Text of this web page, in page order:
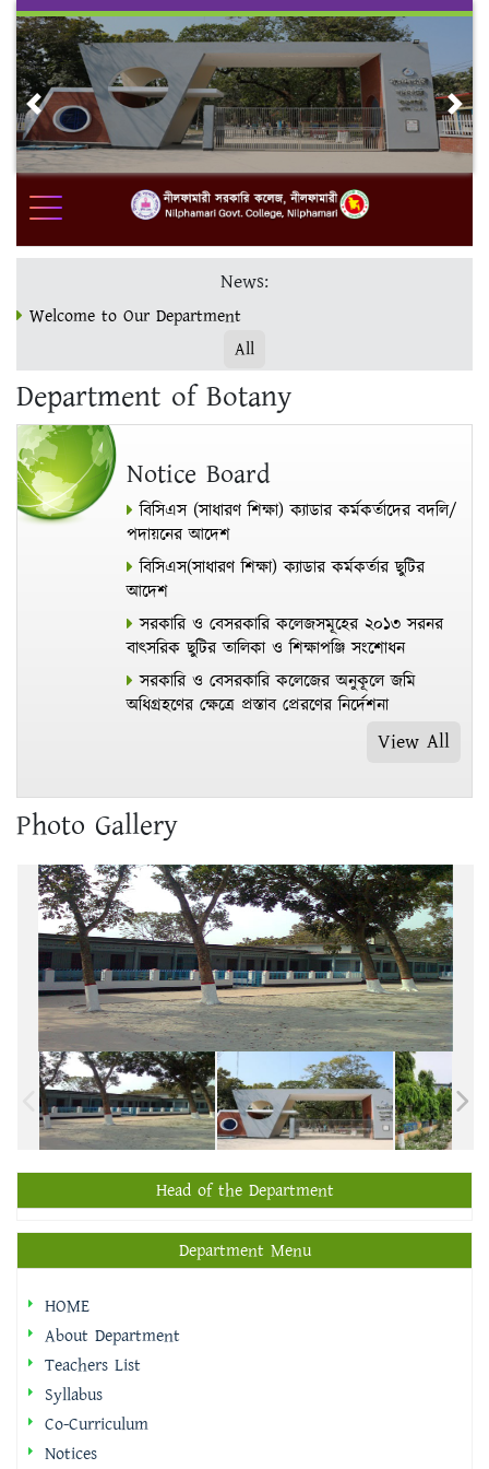
Skip
content
Previous
News:
Welcome to Our Department
ভর্তি ও ফরম পূরণ www.nilgc.eshiksabd.com ওয়েবসাইটে সম্পন্ন
করুন।
মাস্টার্স ফাইনাল ভর্তির শেষ সময় 19/12/23
All
Department of Botany
Notice Board
বিসিএস (সাধারণ শিক্ষা) ক্যাডার কর্মকর্তাদের বদলি/
পদায়নের আদেশ
বিসিএস(সাধারণ শিক্ষা) ক্যাডার কর্মকর্তার ছুটির
আদেশ
সরকারি ও বেসরকারি কলেজসমূহের ২০১৩ সরনর
বাৎসরিক ছুটির তালিকা ও শিক্ষাপঞ্জি সংশোধন
সরকারি ও বেসরকারি কলেজের অনুকূলে জমি
অধিগ্রহণের ক্ষেত্রে প্রস্তাব প্রেরণের নির্দেশনা
View All
Photo Gallery
Head of the Department
Department Menu
HOME
About Department
Teachers List
Syllabus
Co-Curriculum
Notices